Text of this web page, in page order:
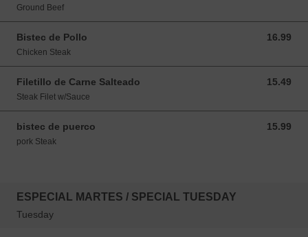
Ground Beef
Bistec de Pollo 16.99
16.99 USD
Chicken Steak
Filetillo de Carne Salteado 15.49
15.49 USD
Steak Filet w/Sauce
bistec de puerco 15.99
15.99 USD
pork Steak
ESPECIAL MARTES / SPECIAL TUESDAY
Tuesday